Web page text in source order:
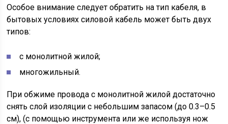
Особое внимание следует обратить на тип кабеля, в
бытовых условиях силовой кабель может быть двух
типов:
с монолитной жилой;
многожильный.
При обжиме провода с монолитной жилой достаточно
снять слой изоляции с небольшим запасом (до 0.3–0.5
см), (с помощью инструмента или же используя нож